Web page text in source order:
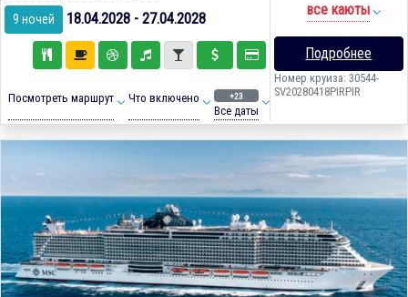
9 ночей 18.04.2028 - 27.04.2028
Посмотреть маршрут Что включено +23
Все даты
все каюты
Подробнее
Номер круиза: 30544-
SV20280418PIRPIR